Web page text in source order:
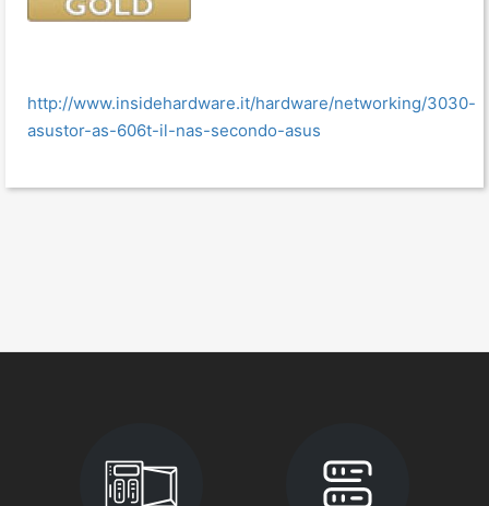
http://www.insidehardware.it/hardware/networking/3030-
asustor-as-606t-il-nas-secondo-asus